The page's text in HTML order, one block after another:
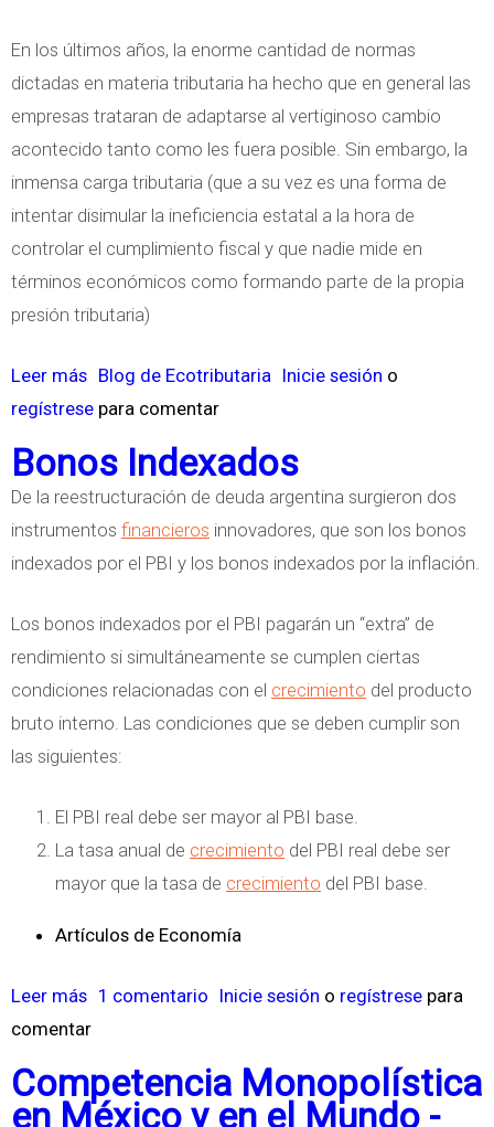
i
F
a
i
r
a
I
n
e
r
n
a
c
l
En los últimos años, la enorme cantidad de normas
dictadas en materia tributaria ha hecho que en general las
empresas trataran de adaptarse al vertiginoso cambio
acontecido tanto como les fuera posible. Sin embargo, la
inmensa carga tributaria (que a su vez es una forma de
intentar disimular la ineficiencia estatal a la hora de
controlar el cumplimiento fiscal y que nadie mide en
términos económicos como formando parte de la propia
presión tributaria)
Leer más
o
r
e
P
l
e
y
d
t
Blog de Ecotributaria Inicie sesión o
regístrese para comentar
Bonos Indexados
De la reestructuración de deuda argentina surgieron dos
instrumentos financieros innovadores, que son los bonos
indexados por el PBI y los bonos indexados por la inflación.
Los bonos indexados por el PBI pagarán un “extra” de
rendimiento si simultáneamente se cumplen ciertas
condiciones relacionadas con el crecimiento del producto
bruto interno. Las condiciones que se deben cumplir son
las siguientes:
El PBI real debe ser mayor al PBI base.
La tasa anual de crecimiento del PBI real debe ser
mayor que la tasa de crecimiento del PBI base.
Artículos de Economía
Leer más
o
r
1 comentario Inicie sesión o regístrese para
comentar
Competencia Monopolística
en México y en el Mundo -